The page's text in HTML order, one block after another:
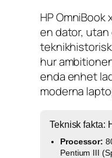
HP OmniBook
en dator,
hur
enda enhet
moderna
Teknisk fakta:
Processor:
Pentium III